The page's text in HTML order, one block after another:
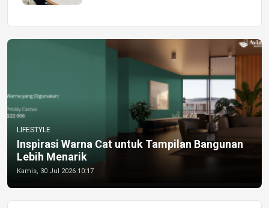
LIFESTYLE
Inspirasi Warna Cat untuk Tampilan Bangunan
Lebih Menarik
Kamis, 30 Jul 2026 10:17